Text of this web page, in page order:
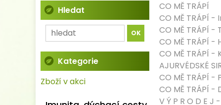
Hledat
Kategorie
Zboží v akci
CO MĚ TRÁPÍ
CO MĚ TRÁPÍ -
CO MĚ TRÁPÍ -
CO MĚ TRÁPÍ -
CO MĚ TRÁPÍ -
AJURVÉDSKÉ
CO MĚ TRÁPÍ -
CO MĚ TRÁPÍ -
V Ý P R O D E J